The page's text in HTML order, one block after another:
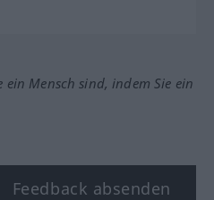
ein Mensch sind, indem Sie ein
Feedback absenden